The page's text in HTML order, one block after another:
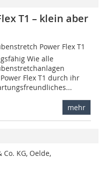
T1 – klein aber
Power Flex T1 
Wie alle
Flex T1 durch ihr
mehr
KG, Oelde,